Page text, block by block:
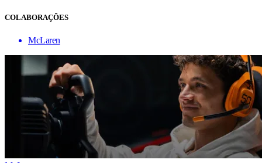
COLABORAÇÕES
McLaren